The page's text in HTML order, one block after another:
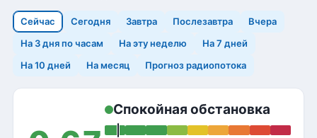
Сейчас Сегодня Завтра Послезавтра
Вчера
На 3 дня по часам
На эту неделю
На 7 дней
На 10 дней
На месяц Прогноз радиопотока
Спокойная обстановка